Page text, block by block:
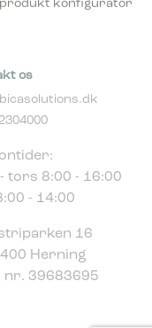
tors 8:00 - 16:00
- 14:00
Herning
nr. 39683695